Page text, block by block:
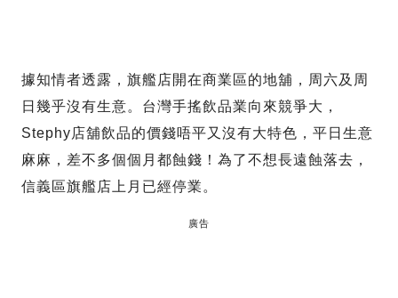
據知情者透露，旗艦店開在商業區的地舖，周六及周
日幾乎沒有生意。台灣手搖飲品業向來競爭大，
Stephy店舖飲品的價錢唔平又沒有大特色，平日生意
麻麻，差不多個個月都蝕錢！為了不想長遠蝕落去，
信義區旗艦店上月已經停業。
廣告